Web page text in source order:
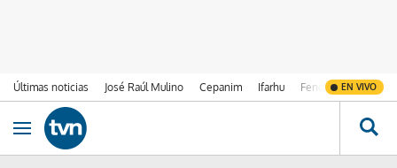
Últimas noticias José Raúl Mulino Cepanim Ifarhu Fenómeno de El
EN VIVO
Ir al contenido
Obrir navegació